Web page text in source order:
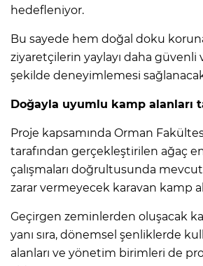
hedefleniyor.
Bu sayede hem doğal doku
ziyaretçilerin yaylayı daha güvenli
şekilde deneyimlemesi
Doğayla uyumlu kamp alanları
Proje kapsamında Orman
tarafından gerçekleştirilen ağaç
çalışmaları doğrultusunda
zarar vermeyecek karavan kamp
Geçirgen zeminlerden oluşacak
yanı sıra, dönemsel şenliklerde
alanları ve yönetim birimleri de